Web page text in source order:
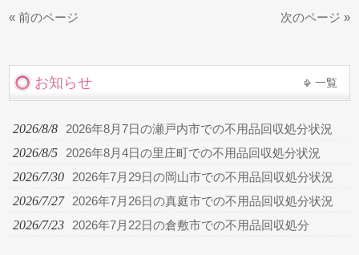
« 前のページ 次のページ »
お知らせ 一覧
2026/8/8 2026年8月7日の瀬戸内市での不用品回収処分状況
2026/8/5 2026年8月4日の里庄町での不用品回収処分状況
2026/7/30 2026年7月29日の岡山市での不用品回収処分状況
2026/7/27 2026年7月26日の真庭市での不用品回収処分状況
2026/7/23 2026年7月22日の倉敷市での不用品回収処分